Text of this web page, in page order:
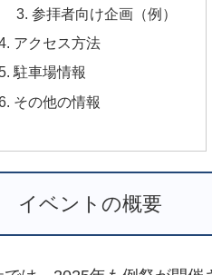
参拝者向け企画（例）
アクセス方法
駐車場情報
その他の情報
イベントの概要